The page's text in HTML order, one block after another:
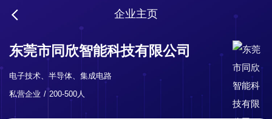
企业主页
东莞市同欣智能科技有限公司
电子技术、半导体、集成电路
私营企业
200-500人